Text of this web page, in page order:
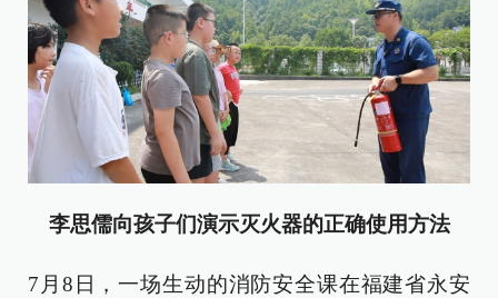
李思儒向孩子们演示灭火器的正确使用方法
7月8日，一场生动的消防安全课在福建省永安